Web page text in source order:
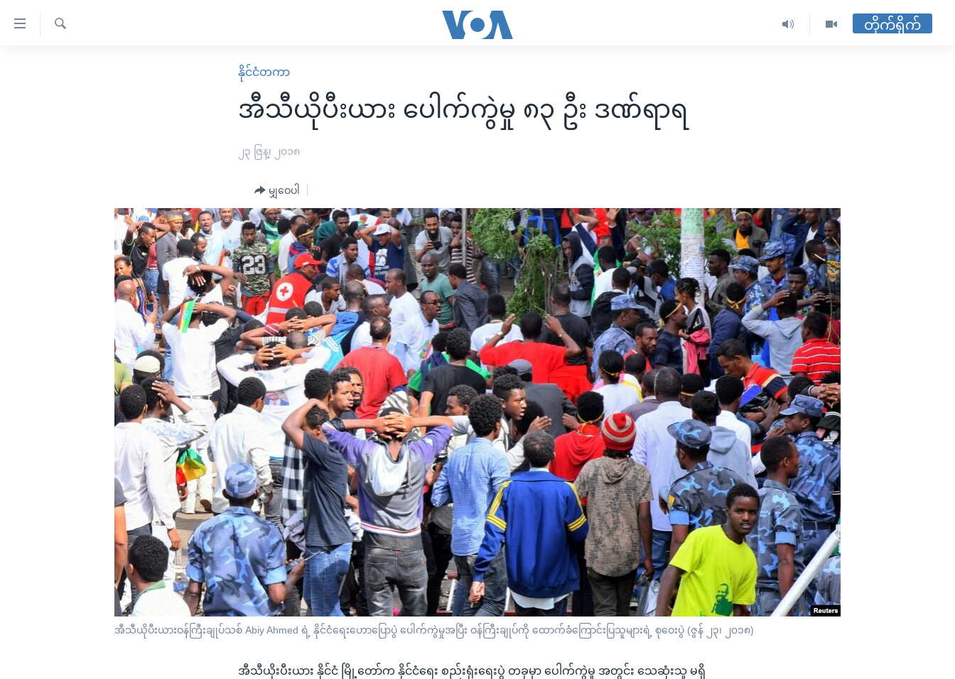
အစ္စရေး-ပါလက်စတိုင်း
အင်္ဂလိပ်စာလေ့လာမယ်
မကြေးမုံရဲ့ အင်္ဂလိပ်စာ
ရုပ်ရှင်ထဲက အင်္ဂလိပ်စာ
ရေဒီယိုနှင့်ရုပ်သံ အချက်အလက်များ
ရေဒီယို/တီဗွီအစီအစဉ်
တိုက်ရိုက်
နိုင်ငံတကာ
အီသီယိုပီးယား ပေါက်ကွဲမှု ၈၃ ဦး ဒဏ်ရာရ
၂၃ ဇြန္၊ ၂၀၁၈
မျှဝေပါ
အီသီယိုပီးယားဝန်ကြီးချုပ်သစ် Abiy Ahmed ရဲ့ နိုင်ငံရေးဟောပြောပွဲ ပေါက်ကွဲမှုအပြီး ဝန်ကြီးချုပ်ကို ထောက်ခံကြောင်းပြသူများရဲ့ စုဝေးပွဲ (ဇွန် ၂၃၊ ၂၀၁၈)
အီသီယိုးပီးယား နိုင်ငံ မြို့တော်က နိုင်ငံရေး စည်းရုံးရေးပွဲ တခုမှာ ပေါက်ကွဲမှု အတွင်း သေဆုံးသူ မရှိ